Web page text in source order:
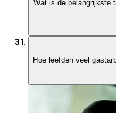
Wat is de belangrijkste
Hoe leefden veel